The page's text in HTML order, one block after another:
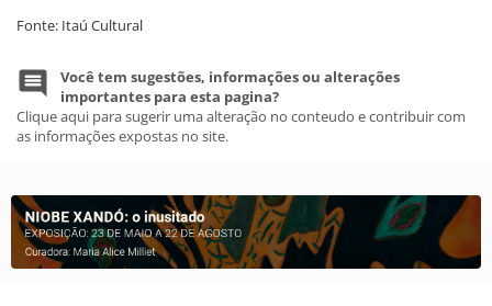
Fonte: Itaú Cultural
Você tem sugestões, informações ou alterações
importantes para esta pagina?
Clique aqui para sugerir uma alteração no conteudo e contribuir com
as informações expostas no site.